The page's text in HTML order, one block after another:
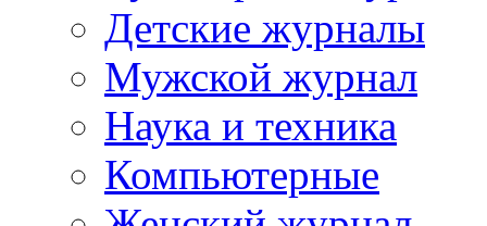
Детские журналы
Мужской журнал
Наука и техника
Компьютерные